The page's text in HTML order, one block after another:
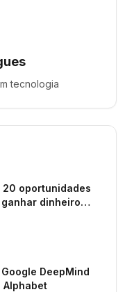
tecnologia
oportunidades
dinheiro
DeepMind
Alphabet